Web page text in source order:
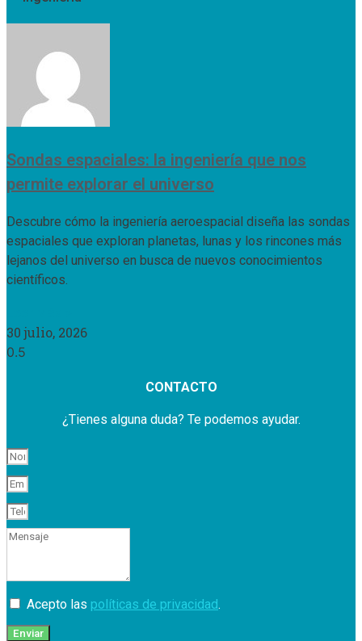
Sondas espaciales: la ingeniería que nos
permite explorar el universo
Descubre cómo la ingeniería aeroespacial diseña las sondas
espaciales que exploran planetas, lunas y los rincones más
lejanos del universo en busca de nuevos conocimientos
científicos.
30 julio, 2026
CONTACTO
¿Tienes alguna duda? Te podemos ayudar.
Acepto las políticas de privacidad.
Enviar